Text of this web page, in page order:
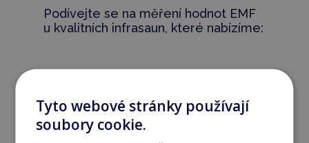
Podívejte se na měření hodnot EMF
u kvalitních infrasaun, které nabízíme:
Tyto webové stránky používají
soubory cookie.